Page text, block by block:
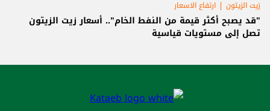
زيت الزيتون ارتفاع الاسعار
"قد يصبح أكثر قيمة من النفط الخام".. أسعار زيت الزيتون
تصل إلى مستويات قياسية